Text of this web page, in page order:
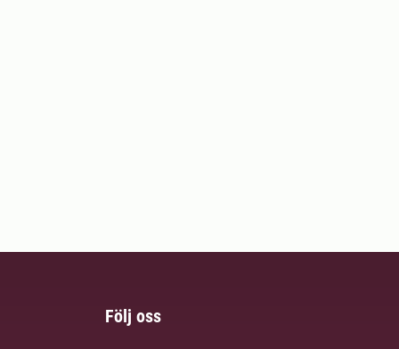
Följ oss